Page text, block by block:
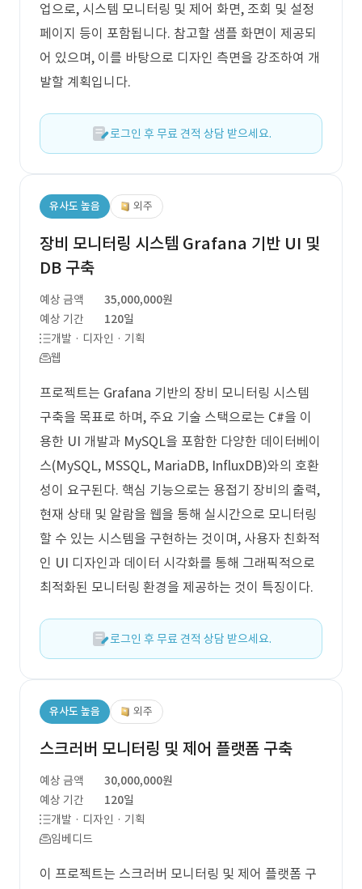
업으로, 시스템 모니터링 및 제어 화면, 조회 및 설정
페이지 등이 포함됩니다. 참고할 샘플 화면이 제공되
어 있으며, 이를 바탕으로 디자인 측면을 강조하여 개
발할 계획입니다.
로그인 후 무료 견적 상담 받으세요.
유사도 높음 외주
장비 모니터링 시스템 Grafana 기반 UI 및
DB 구축
예상 금액
35,000,000원
예상 기간
120일
개발 · 디자인 · 기획
웹
프로젝트는 Grafana 기반의 장비 모니터링 시스템
구축을 목표로 하며, 주요 기술 스택으로는 C#을 이
용한 UI 개발과 MySQL을 포함한 다양한 데이터베이
스(MySQL, MSSQL, MariaDB, InfluxDB)와의 호환
성이 요구된다. 핵심 기능으로는 용접기 장비의 출력,
현재 상태 및 알람을 웹을 통해 실시간으로 모니터링
할 수 있는 시스템을 구현하는 것이며, 사용자 친화적
인 UI 디자인과 데이터 시각화를 통해 그래픽적으로
최적화된 모니터링 환경을 제공하는 것이 특징이다.
로그인 후 무료 견적 상담 받으세요.
유사도 높음 외주
스크러버 모니터링 및 제어 플랫폼 구축
예상 금액
30,000,000원
예상 기간
120일
개발 · 디자인 · 기획
임베디드
이 프로젝트는 스크러버 모니터링 및 제어 플랫폼 구